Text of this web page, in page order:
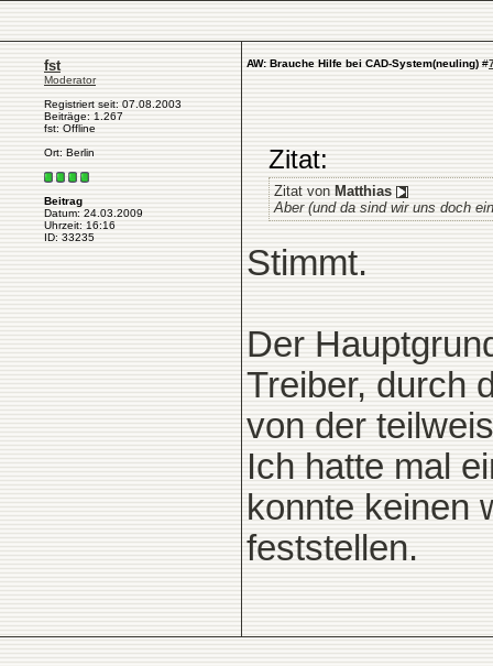
fst
Moderator
Registriert seit: 07.08.2003
Beiträge: 1.267
fst: Offline
Ort: Berlin
Beitrag
Datum: 24.03.2009
Uhrzeit: 16:16
ID: 33235
AW: Brauche Hilfe bei CAD-System(neuling) #
Zitat:
Zitat von Matthias
Aber (und da sind wir uns doch
Stimmt.
Der
Treiber, durch
von der
Ich hatte mal
konnte keinen
feststellen.